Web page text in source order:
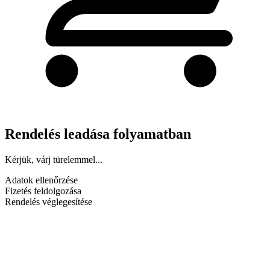
Rendelés leadása folyamatban
Kérjük, várj türelemmel...
Adatok ellenőrzése
Fizetés feldolgozása
Rendelés véglegesítése